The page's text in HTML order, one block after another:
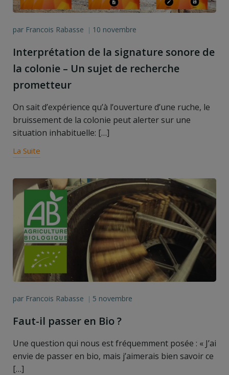
par Francois Rabasse | 10 novembre
Interprétation de la signature sonore de
la colonie – Un sujet de recherche
prometteur
On sait d’expérience qu’à l’ouverture d’une ruche, le
bruissement de la colonie peut alerter sur une
situation inhabituelle: […]
La Suite
par Francois Rabasse | 5 novembre
Faut-il passer en Bio ?
Une question qui nous est fréquemment posée : « J’ai
envie de passer en bio, mais j’aimerais bien savoir ce
[…]